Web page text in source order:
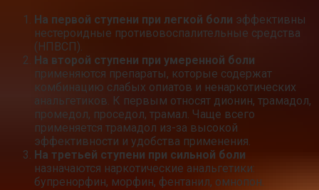
На первой ступени при легкой боли эффективны
нестероидные противовоспалительные средства
(НПВСП).
На второй ступени при умеренной боли
применяются препараты, которые содержат
комбинацию слабых опиатов и ненаркотических
анальгетиков. К первым относят дионин, трамадол,
промедол, проседол, трамал. Чаще всего
применяется трамадол из-за высокой
эффективности и удобства применения.
На третьей ступени при сильной боли
назначаются наркотические анальгетики:
бупренорфин, морфин, фентанил, омнопон.